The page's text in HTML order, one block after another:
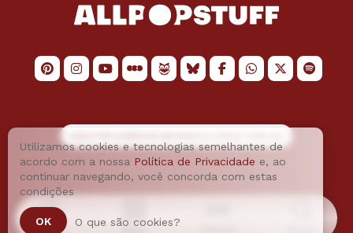
Utilizamos cookies e tecnologias semelhantes de
acordo com a nossa Política de Privacidade e, ao
continuar navegando, você concorda com estas
condições
OK O que são cookies?
Home